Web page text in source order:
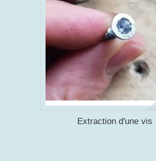
Extraction d'une vis